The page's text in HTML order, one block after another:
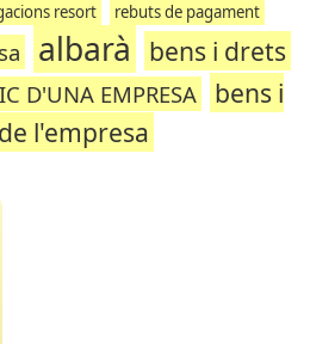
resort rebuts de pagament
albarà bens i drets
D'UNA EMPRESA
bens i
l'empresa